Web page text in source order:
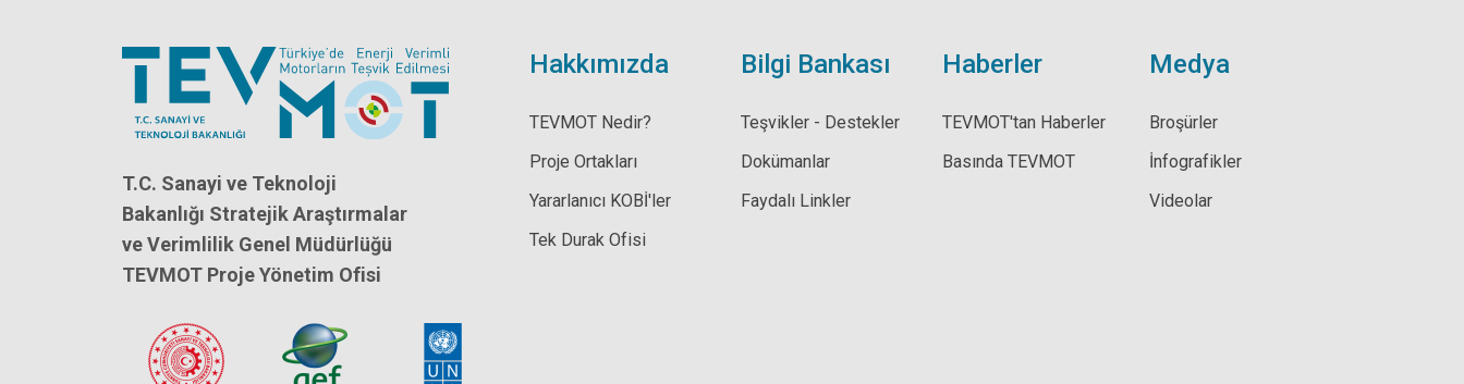
T.C. Sanayi ve Teknoloji
Bakanlığı Stratejik Araştırmalar
ve Verimlilik Genel Müdürlüğü
TEVMOT Proje Yönetim Ofisi
Hakkımızda
TEVMOT Nedir?
Proje Ortakları
Yararlanıcı KOBİ'ler
Tek Durak Ofisi
Bilgi Bankası
Teşvikler - Destekler
Dokümanlar
Faydalı Linkler
Haberler
TEVMOT'tan Haberler
Basında TEVMOT
Medya
Broşürler
İnfografikler
Videolar